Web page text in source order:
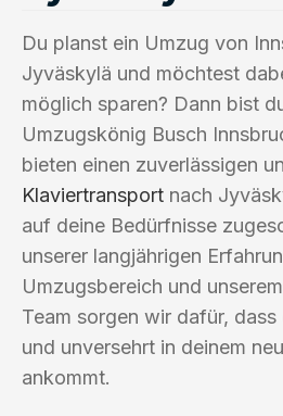
Du planst ein Umzug von
Jyväskylä und möchtest
möglich sparen? Dann bist
Umzugskönig Busch
bieten einen zuverlässigen
Klaviertransport nach
auf deine Bedürfnisse
unserer langjährigen
Umzugsbereich und
Team sorgen wir dafür,
und unversehrt in deinem
ankommt.